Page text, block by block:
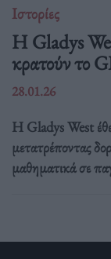
Ιστορίες
Η Gladys
κρατούν το
28.01.26
Η Gladys West
μετατρέποντας
μαθηματικά σε